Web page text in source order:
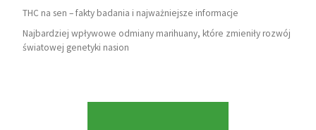
THC na sen – fakty badania i najważniejsze informacje
Najbardziej wpływowe odmiany marihuany, które zmieniły rozwój
światowej genetyki nasion